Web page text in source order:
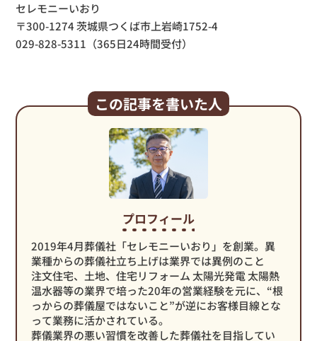
セレモニーいおり
〒300-1274 茨城県つくば市上岩崎1752-4
029-828-5311（365日24時間受付）
この記事を書いた人
プロフィール
2019年4月葬儀社「セレモニーいおり」を創業。異
業種からの葬儀社立ち上げは業界では異例のこと
注文住宅、土地、住宅リフォーム 太陽光発電 太陽熱
温水器等の業界で培った20年の営業経験を元に、“根
っからの葬儀屋ではないこと”が逆にお客様目線とな
って業務に活かされている。
葬儀業界の悪い習慣を改善した葬儀社を目指してい